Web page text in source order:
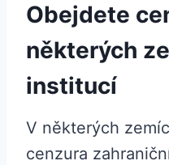
Obejdete
některých
institucí
V některých
cenzura